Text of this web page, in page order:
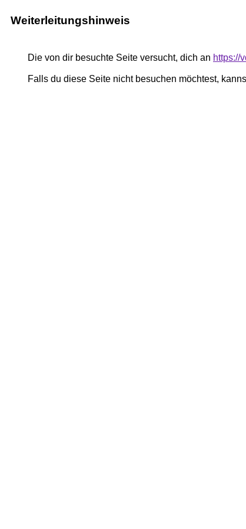
Weiterleitungshinweis
Die von dir besuchte Seite versucht, dich an https://
Falls du diese Seite nicht besuchen möchtest,